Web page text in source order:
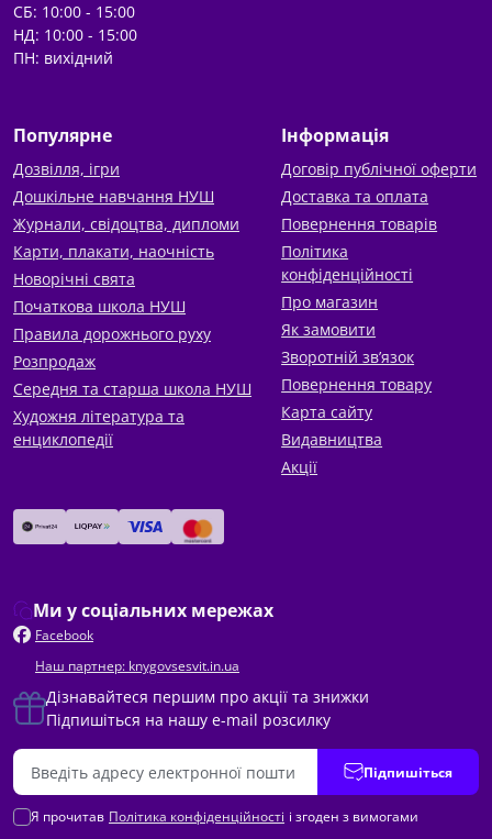
СБ: 10:00 - 15:00
НД: 10:00 - 15:00
ПН: вихідний
Популярне
Дозвілля, ігри
Дошкільне навчання НУШ
Журнали, свідоцтва, дипломи
Карти, плакати, наочність
Новорічні свята
Початкова школа НУШ
Правила дорожнього руху
Розпродаж
Середня та старша школа НУШ
Художня література та
енциклопедії
Інформація
Договір публічної оферти
Доставка та оплата
Повернення товарів
Політика
конфіденційності
Про магазин
Як замовити
Зворотній зв’язок
Повернення товару
Карта сайту
Видавництва
Акції
Ми у соціальних мережах
Facebook
Наш партнер: knygovsesvit.in.ua
Дізнавайтеся першим про акції та знижки
Підпишіться на нашу e-mail розсилку
Підпишіться
Я прочитав Політика конфіденційності і згоден з вимогами